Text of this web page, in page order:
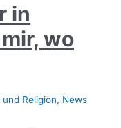
in
wo
Religion, News